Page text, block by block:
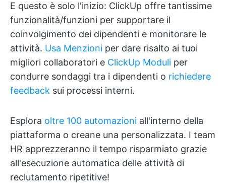
E questo è solo l'inizio: ClickUp offre tantissime
funzionalità/funzioni per supportare il
coinvolgimento dei dipendenti e monitorare le
attività. Usa Menzioni per dare risalto ai tuoi
migliori collaboratori e ClickUp Moduli per
condurre sondaggi tra i dipendenti o richiedere
feedback sui processi interni.
Esplora oltre 100 automazioni all'interno della
piattaforma o creane una personalizzata. I team
HR apprezzeranno il tempo risparmiato grazie
all'esecuzione automatica delle attività di
reclutamento ripetitive!